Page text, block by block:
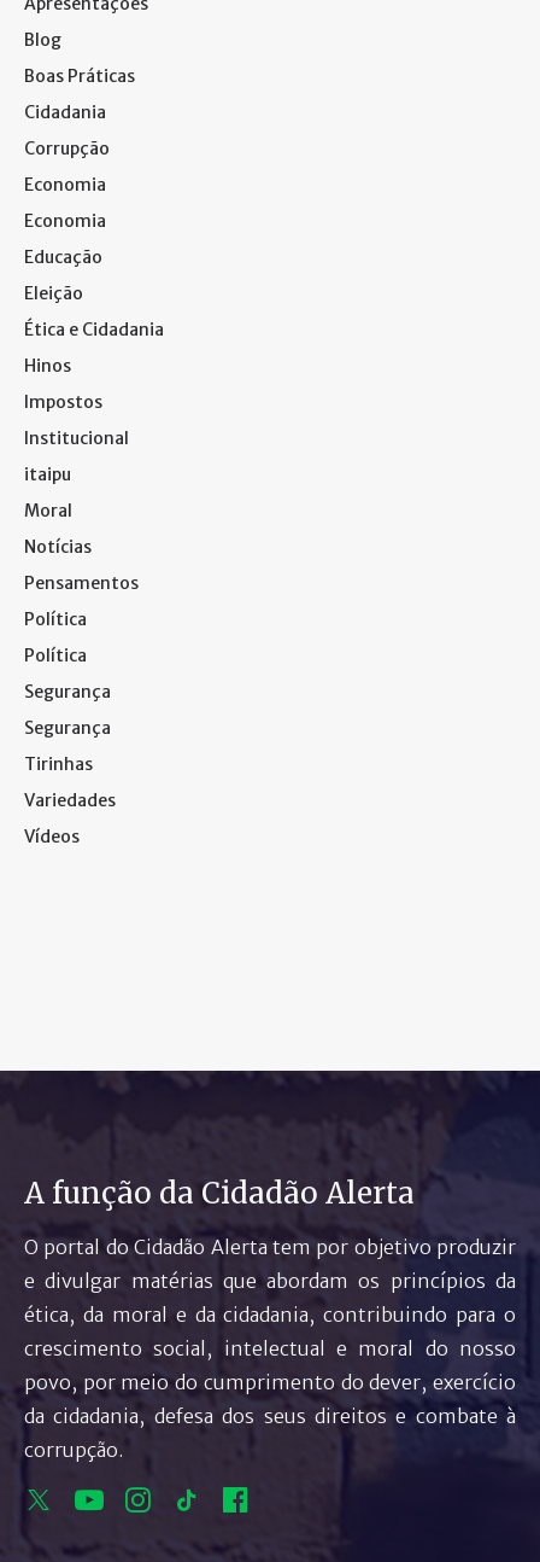
Blog
Boas Práticas
Cidadania
Corrupção
Economia
Economia
Educação
Eleição
Ética e Cidadania
Hinos
Impostos
Institucional
itaipu
Moral
Notícias
Pensamentos
Política
Política
Segurança
Segurança
Tirinhas
Variedades
Vídeos
A função da Cidadão Alerta
O portal do Cidadão Alerta tem por objetivo produzir
e divulgar matérias que abordam os princípios da
ética, da moral e da cidadania, contribuindo para o
crescimento social, intelectual e moral do nosso
povo, por meio do cumprimento do dever, exercício
da cidadania, defesa dos seus direitos e combate à
corrupção.